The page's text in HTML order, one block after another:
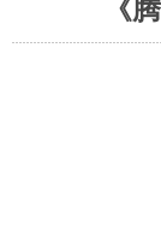
《